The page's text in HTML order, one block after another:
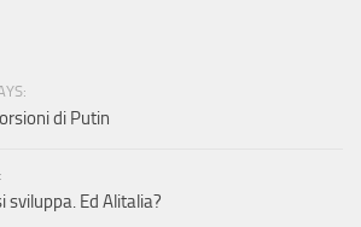
di Putin
sviluppa. Ed Alitalia?